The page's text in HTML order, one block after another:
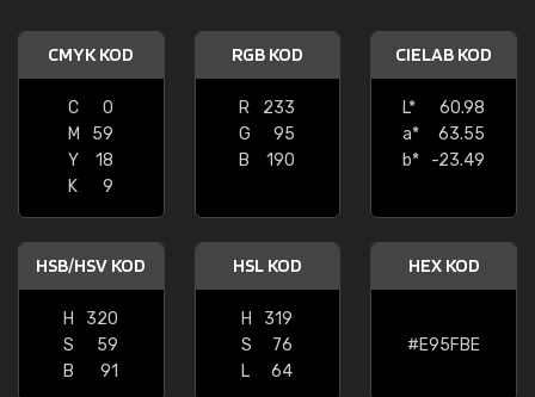
CMYK KOD
C
0
M
59
Y
18
K
9
RGB KOD
R
233
G
95
B
190
CIELAB KOD
L*
60.98
a*
63.55
b*
-23.49
HSB/HSV KOD
H
320
S
59
B
91
HSL KOD
H
319
S
76
L
64
HEX KOD
#E95FBE